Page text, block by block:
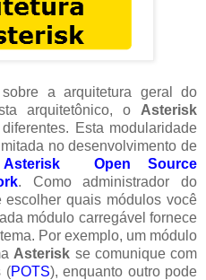
a arquitetura geral do
arquitetônico, o Asterisk
Esta modularidade
no desenvolvimento de
Asterisk Open Source
. Como administrador do
escolher quais módulos você
módulo carregável fornece
Por exemplo, um módulo
Asterisk se comunique com
(POTS), enquanto outro pode